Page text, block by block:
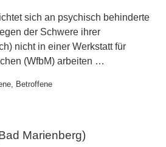
sich an psychisch behinderte
der Schwere ihrer
nicht in einer Werkstatt für
(WfbM) arbeiten …
Betroffene
Marienberg)